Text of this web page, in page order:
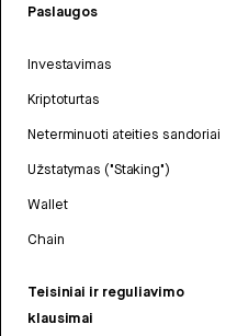
Paslaugos
Investavimas
Kriptoturtas
Neterminuoti ateities sandoriai
Užstatymas ("Staking")
Wallet
Chain
Teisiniai ir reguliavimo
klausimai